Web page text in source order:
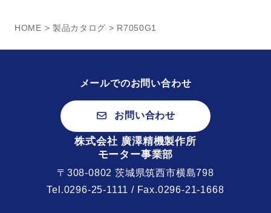
HOME > 製品カタログ > R7050G1
メールでのお問い合わせ
お問い合わせ
株式会社 廣澤精機製作所
モーター事業部
〒308-0802 茨城県筑西市横島798
Tel.0296-25-1111 / Fax.0296-21-1668